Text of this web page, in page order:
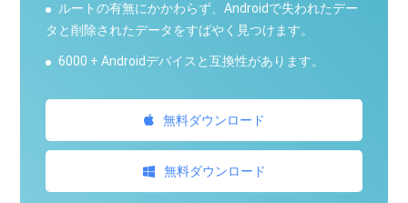
ルートの有無にかかわらず、Androidで失われたデー
タと削除されたデータをすばやく見つけます。
6000 + Androidデバイスと互換性があります。
無料ダウンロード
無料ダウンロード